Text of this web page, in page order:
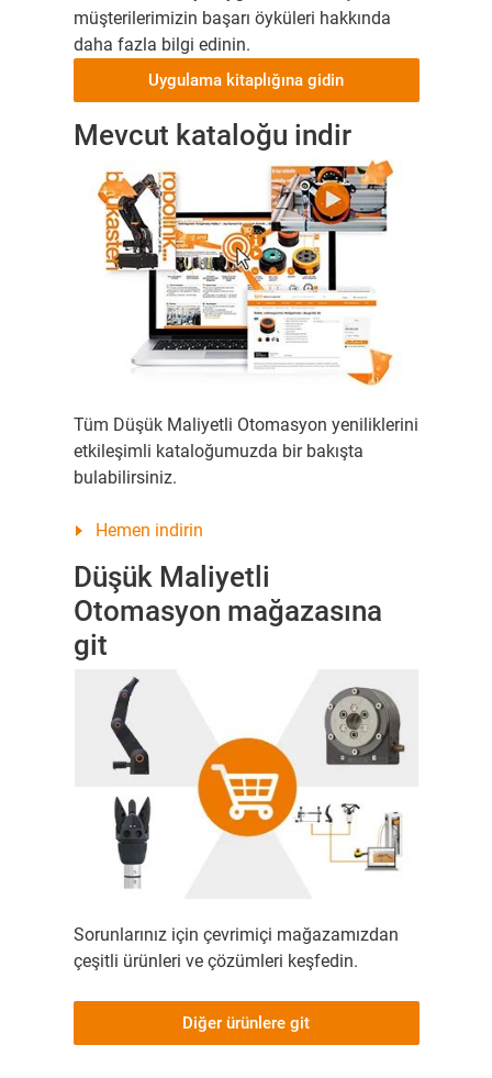
müşterilerimizin başarı öyküleri hakkında
daha fazla bilgi edinin.
Uygulama kitaplığına gidin
Mevcut kataloğu indir
Tüm Düşük Maliyetli Otomasyon yeniliklerini
etkileşimli kataloğumuzda bir bakışta
bulabilirsiniz.
Hemen indirin
Düşük Maliyetli
Otomasyon mağazasına
git
Sorunlarınız için çevrimiçi mağazamızdan
çeşitli ürünleri ve çözümleri keşfedin.
Diğer ürünlere git